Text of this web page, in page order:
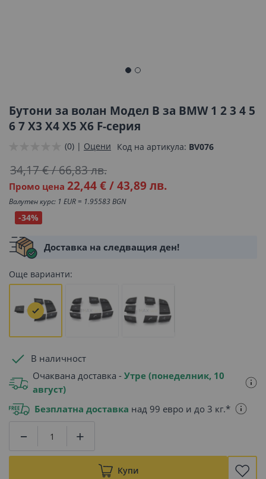
началото
на
галерия
Бутони за волан Модел B за BMW 1 2 3 4 5
6 7 X3 X4 X5 X6 F-серия
(0) | Оцени Код на артикула BV076
Промо цена 22,44 €/43,89 лв.
34,17 €/66,83 лв.
Валутен курс: 1 EUR = 1.95583 BGN
-34%
Доставка на следващия ден!
Още варианти:
В наличност
Очаквана доставка - Утре (понеделник, 10
август)
Безплатна доставка над 99 евро и до 3 кг.*
Купи